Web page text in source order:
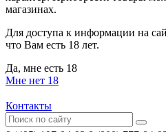
магазинах.
Для доступа к информации на
что Вам есть 18 лет.
Да, мне есть 18
Мне нет 18
Контакты